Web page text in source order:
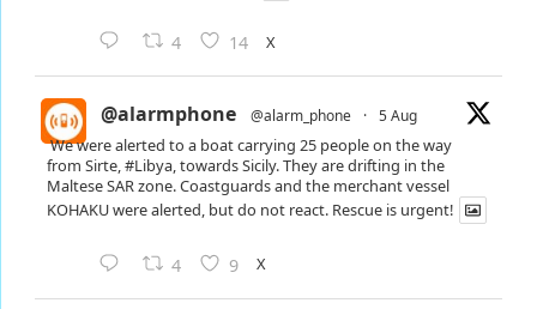
4 14 X
@alarmphone @alarm_phone · 5 Aug
We were alerted to a boat carrying 25 people on the way
from Sirte,#Libya, towards Sicily. They are drifting in the
Maltese SAR zone. Coastguards and the merchant vessel
KOHAKU were alerted, but do not react. Rescue is urgent!
4 9 X